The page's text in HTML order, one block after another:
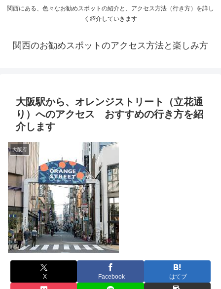
関西にある、色々なお勧めスポットの紹介と、アクセス方法（行き方）を詳し
く紹介していきます
関西のお勧めスポットのアクセス方法と楽しみ方
大阪駅から、オレンジストリート（立花通
り）へのアクセス おすすめの行き方を紹
介します
大阪府
X Facebook はてブ